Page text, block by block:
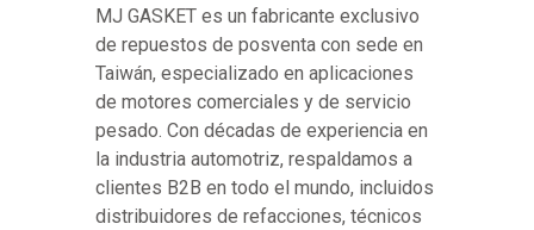
MJ GASKET es un fabricante exclusivo
de repuestos de posventa con sede en
Taiwán, especializado en aplicaciones
de motores comerciales y de servicio
pesado. Con décadas de experiencia en
la industria automotriz, respaldamos a
clientes B2B en todo el mundo, incluidos
distribuidores de refacciones, técnicos